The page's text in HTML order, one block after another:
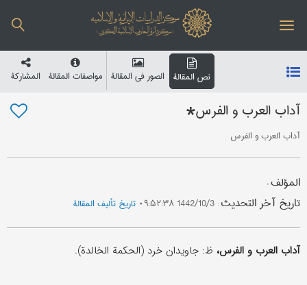
نص المقالة الصور في المقالة مواصفات المقالة المشارکة
آداب العرب و الفرس*
آداب العرب و الفرس
المؤلف:
تاریخ آخر التحدیث: 1442/10/3 ۰۹:۵۲:۳۸ تاریخ تألیف المقالة
آداب العرب و الفرس، ظ: جاویدان خرد (الحکمة الخالدة).